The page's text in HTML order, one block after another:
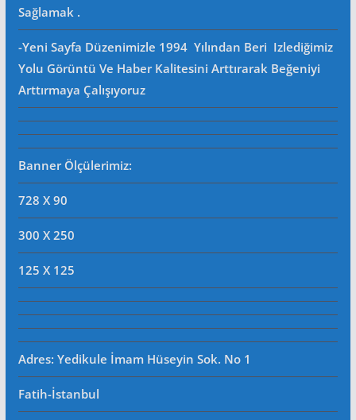
Sağlamak .
-Yeni Sayfa Düzenimizle 1994 Yılından Beri Izlediğimiz
Yolu Görüntü Ve Haber Kalitesini Arttırarak Beğeniyi
Arttırmaya Çalışıyoruz
Banner Ölçülerimiz:
728 X 90
300 X 250
125 X 125
Adres: Yedikule İmam Hüseyin Sok. No 1
Fatih-İstanbul